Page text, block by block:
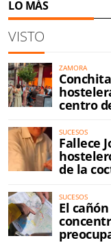
LO MÁS
VISTO
ZAMORA
centro
SUCESOS
Fallece
de la
SUCESOS
El